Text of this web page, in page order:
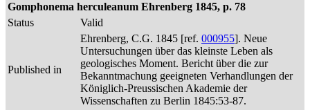
Gomphonema herculeanum Ehrenberg 1845, p. 78
Status
Valid
Published in
Ehrenberg, C.G. 1845 [ref. 000955]. Neue
Untersuchungen über das kleinste Leben als
geologisches Moment. Bericht über die zur
Bekanntmachung geeigneten Verhandlungen der
Königlich-Preussischen Akademie der
Wissenschaften zu Berlin 1845:53-87.